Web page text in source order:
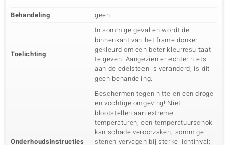
Behandeling geen
Toelichting
In sommige gevallen wordt de
binnenkant van het frame donker
gekleurd om een beter kleurresultaat
te geven. Aangezien er echter niets
aan de edelsteen is veranderd, is dit
geen behandeling.
Onderhoudsinstructies
Beschermen tegen hitte en een droge
en vochtige omgeving! Niet
blootstellen aan extreme
temperaturen, een temperatuurschok
kan schade veroorzaken; sommige
stenen vervagen bij sterke lichtinval;